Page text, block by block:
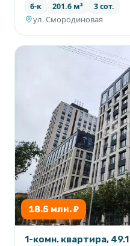
6-к 201.6 м² 3 сот.
ул. Смородиновая
18.5 млн. ₽
1-комн. квартира,